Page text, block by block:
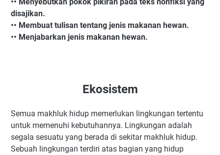
disajikan.
•• Membuat tulisan tentang jenis makanan hewan.
•• Menjabarkan jenis makanan hewan.
Ekosistem
Semua makhluk hidup memerlukan lingkungan tertentu
untuk memenuhi kebutuhannya. Lingkungan adalah
segala sesuatu yang berada di sekitar makhluk hidup.
Sebuah lingkungan terdiri atas bagian yang hidup